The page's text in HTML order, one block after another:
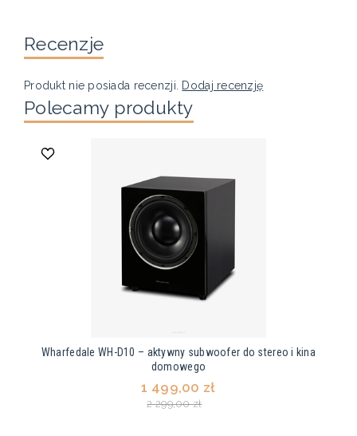
Recenzje
Produkt nie posiada recenzji. Dodaj recenzję
Polecamy produkty
Wharfedale WH-D10 – aktywny subwoofer do stereo i kina
domowego
1 499,00 zł
2 299,00 zł